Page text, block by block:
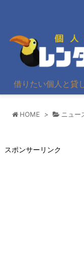
借りたい個人と貸
HOME > ニュー
スポンサーリンク